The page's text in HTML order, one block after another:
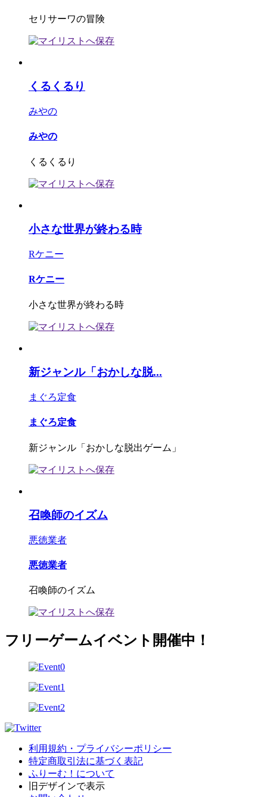
セリサーワの冒険
くるくるり
みやの
みやの
くるくるり
小さな世界が終わる時
Rケニー
Rケニー
小さな世界が終わる時
新ジャンル「おかしな脱...
まぐろ定食
まぐろ定食
新ジャンル「おかしな脱出ゲーム」
召喚師のイズム
悪徳業者
悪徳業者
召喚師のイズム
フリーゲームイベント開催中！
利用規約・プライバシーポリシー
特定商取引法に基づく表記
ふりーむ！について
旧デザインで表示